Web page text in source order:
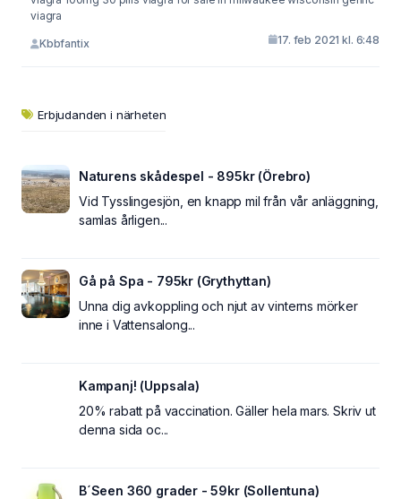
viagra
Kbbfantix 17. feb 2021 kl. 6:48
Erbjudanden i närheten
Naturens skådespel - 895kr (Örebro)
Vid Tysslingesjön, en knapp mil från vår anläggning,
samlas årligen...
Gå på Spa - 795kr (Grythyttan)
Unna dig avkoppling och njut av vinterns mörker
inne i Vattensalong...
Kampanj! (Uppsala)
20% rabatt på vaccination. Gäller hela mars. Skriv ut
denna sida oc...
B´Seen 360 grader - 59kr (Sollentuna)